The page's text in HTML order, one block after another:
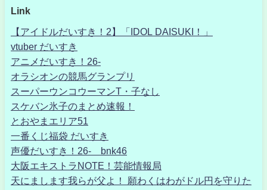
Link
【アイドルだいすき！2】「IDOL DAISUKI！」
vtuber だいすき
アニメだいすき！26-
オラシオンの競馬グランプリ
スーパーウンコウーマンT・子なし
スケバン氷子のまとめ速報！
とおやまエリア51
一番くじ福袋 だいすき
声優だいすき！26- bnk46
大阪エキストラNOTE！芸能情報局
天にまします我らが父よ！ 願わくはわがドル円を守りた